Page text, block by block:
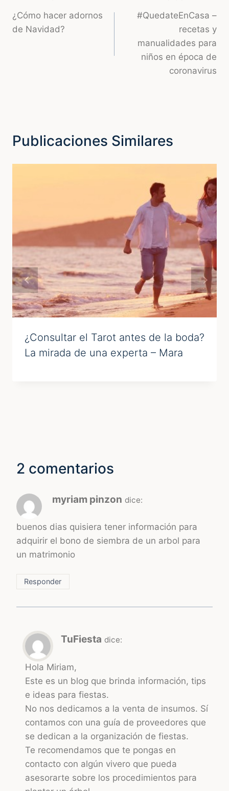
de
¿Cómo hacer adornos
de Navidad?
#QuedateEnCasa –
recetas y
manualidades para
niños en época de
coronavirus
Publicaciones Similares
¿Consultar el Tarot antes de la boda?
La mirada de una experta – Mara
2 comentarios
myriam pinzon dice:
buenos dias quisiera tener información para
adquirir el bono de siembra de un arbol para
un matrimonio
Responder
TuFiesta dice:
Hola Miriam,
Este es un blog que brinda información, tips
e ideas para fiestas.
No nos dedicamos a la venta de insumos. Sí
contamos con una guía de proveedores que
se dedican a la organización de fiestas.
Te recomendamos que te pongas en
contacto con algún vivero que pueda
asesorarte sobre los procedimientos para